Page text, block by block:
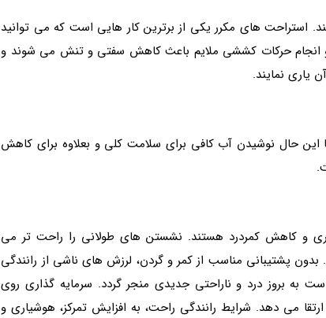
استراحت های مکرر یکی از برترین کار هایی است که می توانید
و انجام حرکات کششی ملایم باعث کاهش سفتی و تنش می شوند و
یاری نمایند.
این حال نوشیدن آب کافی برای سلامت کلی و بعلاوه برای کاهش
و کاهش کمردرد هستند. نشستن های طولانی را راحت تر می
پشتیبانی مناسب از کمر و گردن، لرزش های ناشی از رانندگی
به بروز درد و ناراحتی جدیدی منجر گردد. سرمایه گذاری روی
می دهد. شرایط رانندگی راحت، به افزایش تمرکز، هوشیاری و